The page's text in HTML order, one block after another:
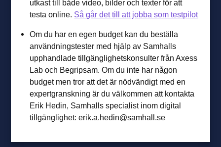
utkast till både video, bilder och texter för att
testa online. Så går det till att jobba som testpilot
Om du har en egen budget kan du beställa
användningstester med hjälp av Samhalls
upphandlade tillgänglighetskonsulter från Axess
Lab och Begripsam. Om du inte har någon
budget men tror att det är nödvändigt med en
expertgranskning är du välkommen att kontakta
Erik Hedin, Samhalls specialist inom digital
tillgänglighet: erik.a.hedin@samhall.se